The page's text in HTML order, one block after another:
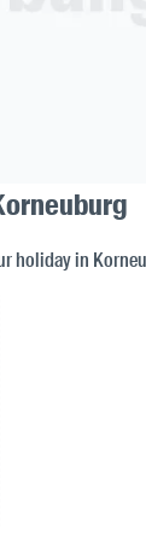
holiday in